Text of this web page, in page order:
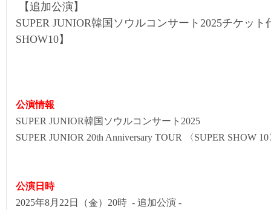
【追加公演】
SUPER JUNIOR韓国ソウルコンサート2025チケット
SHOW10】
公演情報
SUPER JUNIOR韓国ソウルコンサート2025
SUPER JUNIOR 20th Anniversary TOUR 〈SUPER SHOW
公演日時
2025年8月22日（金）20時 - 追加公演 -